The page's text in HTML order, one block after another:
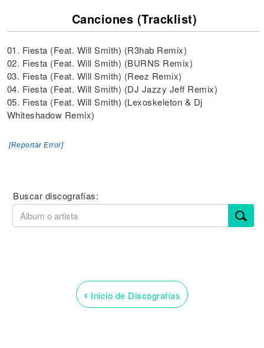
Canciones (Tracklist)
01. Fiesta (Feat. Will Smith) (R3hab Remix)
02. Fiesta (Feat. Will Smith) (BURNS Remix)
03. Fiesta (Feat. Will Smith) (Reez Remix)
04. Fiesta (Feat. Will Smith) (DJ Jazzy Jeff Remix)
05. Fiesta (Feat. Will Smith) (Lexoskeleton & Dj
Whiteshadow Remix)
[Reportar Error]
Buscar discografías:
‹ Inicio de Discografías